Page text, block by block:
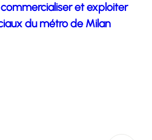
et exploiter
du métro de Milan